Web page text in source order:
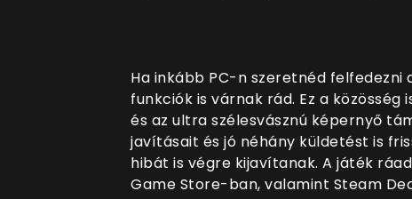
Ha inkább PC-n szeretnéd
funkciók is várnak rád. Ez a
és az ultra szélesvásznú képernyő
javításait és jó néhány küldetést is
hibát is végre kijavítanak. A játék
Game Store-ban, valamint Steam